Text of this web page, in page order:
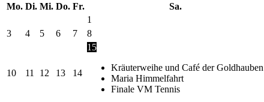
Mo. Di. Mi. Do. Fr. Sa.
1
3
4 5 6 7 8
10 11 12 13 14
15
Kräuterweihe und Café der Goldhauben
Maria Himmelfahrt
Finale VM Tennis